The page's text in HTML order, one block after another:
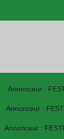
Annonceur :
Annonceur :
Annonceur :